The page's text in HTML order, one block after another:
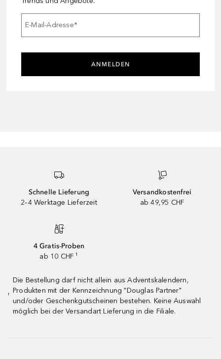
E-Mail-Adresse*
ANMELDEN
Schnelle Lieferung
2–4 Werktage Lieferzeit
Versandkostenfrei
ab 49,95 CHF
4 Gratis-Proben
ab 10 CHF ¹
¹
Die Bestellung darf nicht allein aus Adventskalendern,
Produkten mit der Kennzeichnung "Douglas Partner"
und/oder Geschenkgutscheinen bestehen. Keine Auswahl
möglich bei der Versandart Lieferung in die Filiale.